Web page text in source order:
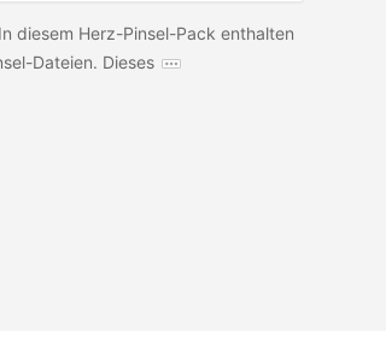
diesem Herz-Pinsel-Pack enthalten
Dateien. Dieses